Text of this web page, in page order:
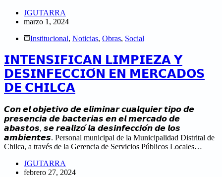
JGUTARRA
marzo 1, 2024
Institucional, Noticias, Obras, Social
𝗜𝗡𝗧𝗘𝗡𝗦𝗜𝗙𝗜𝗖𝗔𝗡 𝗟𝗜𝗠𝗣𝗜𝗘𝗭𝗔 𝗬
𝗗𝗘𝗦𝗜𝗡𝗙𝗘𝗖𝗖𝗜𝗢́𝗡 𝗘𝗡 𝗠𝗘𝗥𝗖𝗔𝗗𝗢𝗦
𝗗𝗘 𝗖𝗛𝗜𝗟𝗖𝗔
𝘾𝙤𝙣 𝙚𝙡 𝙤𝙗𝙟𝙚𝙩𝙞𝙫𝙤 𝙙𝙚 𝙚𝙡𝙞𝙢𝙞𝙣𝙖𝙧 𝙘𝙪𝙖𝙡𝙦𝙪𝙞𝙚𝙧 𝙩𝙞𝙥𝙤 𝙙𝙚
𝙥𝙧𝙚𝙨𝙚𝙣𝙘𝙞𝙖 𝙙𝙚 𝙗𝙖𝙘𝙩𝙚𝙧𝙞𝙖𝙨 𝙚𝙣 𝙚𝙡 𝙢𝙚𝙧𝙘𝙖𝙙𝙤 𝙙𝙚
𝙖𝙗𝙖𝙨𝙩𝙤𝙨, 𝙨𝙚 𝙧𝙚𝙖𝙡𝙞𝙯𝙤́ 𝙡𝙖 𝙙𝙚𝙨𝙞𝙣𝙛𝙚𝙘𝙘𝙞𝙤́𝙣 𝙙𝙚 𝙡𝙤𝙨
𝙖𝙢𝙗𝙞𝙚𝙣𝙩𝙚𝙨. Personal municipal de la Municipalidad Distrital de
Chilca, a través de la Gerencia de Servicios Públicos Locales…
JGUTARRA
febrero 27, 2024